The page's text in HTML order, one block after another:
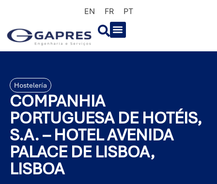
EN FR PT
Hostelería
COMPANHIA
PORTUGUESA DE HOTÉIS,
S.A. – HOTEL AVENIDA
PALACE DE LISBOA,
LISBOA